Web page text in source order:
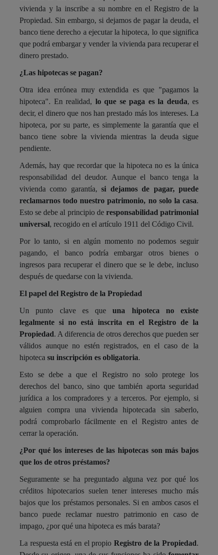
vivienda y la inscribe a su nombre en el Registro de la
Propiedad. Sin embargo, si dejamos de pagar la deuda, el
banco tiene derecho a ejecutar la hipoteca, lo que significa
que podrá embargar y vender la vivienda para recuperar el
dinero prestado.
¿Las hipotecas se pagan?
Otra idea errónea muy extendida es que "pagamos la
hipoteca". En realidad, lo que se paga es la deuda, es
decir, el dinero que nos han prestado más los intereses. La
hipoteca, por su parte, es simplemente la garantía que el
banco tiene sobre la vivienda mientras la deuda sigue
pendiente.
Además, hay que recordar que la hipoteca no es la única
responsabilidad del deudor. Aunque el banco tenga la
vivienda como garantía,si dejamos de pagar, puede
reclamarnos todo nuestro patrimonio, no solo la casa.
Esto se debe al principio de responsabilidad patrimonial
universal, recogido en el artículo 1911 del Código Civil.
Por lo tanto, si en algún momento no podemos seguir
pagando, el banco podría embargar otros bienes o
ingresos para recuperar el dinero que se le debe, incluso
después de quedarse con la vivienda.
El papel del Registro de la Propiedad
Un punto clave es queuna hipoteca no existe
legalmente si no está inscrita en el Registro de la
Propiedad. A diferencia de otros derechos que pueden ser
válidos aunque no estén registrados, en el caso de la
hipoteca su inscripción es obligatoria.
Esto se debe a que el Registro no solo protege los
derechos del banco, sino que también aporta seguridad
jurídica a los compradores y a terceros. Por ejemplo, si
alguien compra una vivienda hipotecada sin saberlo,
podrá comprobarlo fácilmente en el Registro antes de
cerrar la operación.
¿Por qué los intereses de las hipotecas son más bajos
que los de otros préstamos?
Seguramente se ha preguntado alguna vez por qué los
créditos hipotecarios suelen tener intereses mucho más
bajos que los préstamos personales. Si en ambos casos el
banco puede reclamar nuestro patrimonio en caso de
impago, ¿por qué una hipoteca es más barata?
La respuesta está en el propio Registro de la Propiedad.